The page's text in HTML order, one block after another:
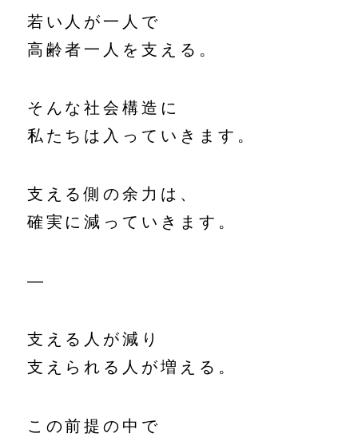
若い人が一人で
高齢者一人を支える。
そんな社会構造に
私たちは入っていきます。
支える側の余力は、
確実に減っていきます。
—
支える人が減り
支えられる人が増える。
この前提の中で